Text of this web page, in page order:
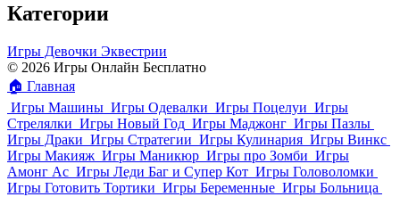
Категории
Игры Девочки Эквестрии
© 2026 Игры Онлайн Бесплатно
🏠 Главная
Игры Машины Игры Одевалки Игры Поцелуи Игры
Стрелялки Игры Новый Год Игры Маджонг Игры Пазлы
Игры Драки Игры Стратегии Игры Кулинария Игры Винкс
Игры Макияж Игры Маникюр Игры про Зомби Игры
Амонг Ас Игры Леди Баг и Супер Кот Игры Головоломки
Игры Готовить Тортики Игры Беременные Игры Больница